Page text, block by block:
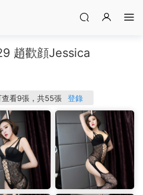
趙歡顔Jessica
看9張，共55張 登錄